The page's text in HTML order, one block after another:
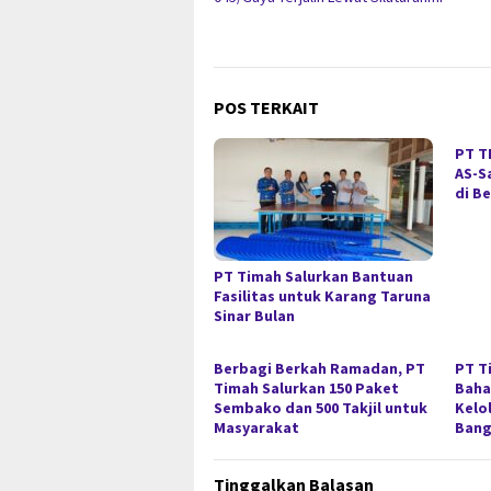
POS TERKAIT
PT Timah Salurkan Bantuan
Fasilitas untuk Karang Taruna
Sinar Bulan
PT
AS-
di
Berbagi Berkah Ramadan, PT
Timah Salurkan 150 Paket
Sembako dan 500 Takjil untuk
Masyarakat
PT
Tinggalkan Balasan